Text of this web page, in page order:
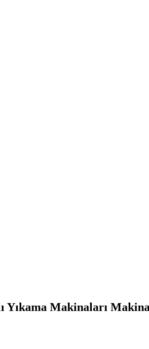
Yıkama Makinaları